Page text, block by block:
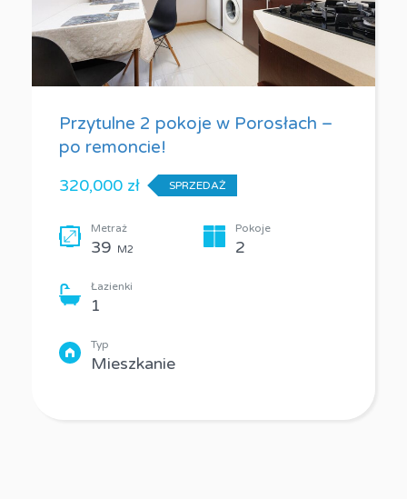
Przytulne 2 pokoje w Porosłach –
po remoncie!
320,000 zł
SPRZEDAŻ
Metraż
39 M2
Pokoje
2
Łazienki
1
Typ
Mieszkanie